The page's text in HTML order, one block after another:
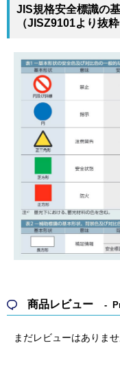
JIS規格安全標識の
（JISZ9101より抜粋
商品レビュー
まだレビューはありませ